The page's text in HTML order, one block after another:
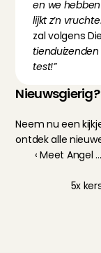
en we
lijkt z’n
zal volgens
test!”
Nieuwsgierig?
Neem nu een
ontdek alle
‹ Meet Angel
5x